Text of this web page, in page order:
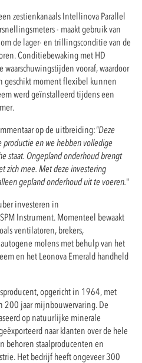
zestienkanaals Intellinova Parallel
- maakt gebruik van
om de lager- en trillingsconditie van de
Conditiebewaking met HD
vooraf, waardoor
geschikt moment flexibel kunnen
werd geïnstalleerd tijdens een
op de uitbreiding:"Deze
productie en we hebben volledige
staat. Ongepland onderhoud brengt
zich mee. Met deze investering
gepland onderhoud uit te voeren."
investeren in
Instrument. Momenteel bewaakt
ventilatoren, brekers,
molens met behulp van het
en het Leonova Emerald handheld
opgericht in 1964, met
200 jaar mijnbouwervaring. De
op natuurlijke minerale
naar klanten over de hele
behoren staalproducenten en
Het bedrijf heeft ongeveer 300